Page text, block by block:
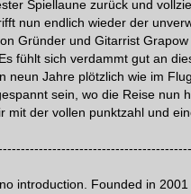
Spiellaune zurück und
nun endlich wieder der
Gründer und Gitarrist
fühlt sich verdammt gut an
Jahre plötzlich wie im
sein, wo die Reise
der vollen punktzahl und
introduction. Founded in